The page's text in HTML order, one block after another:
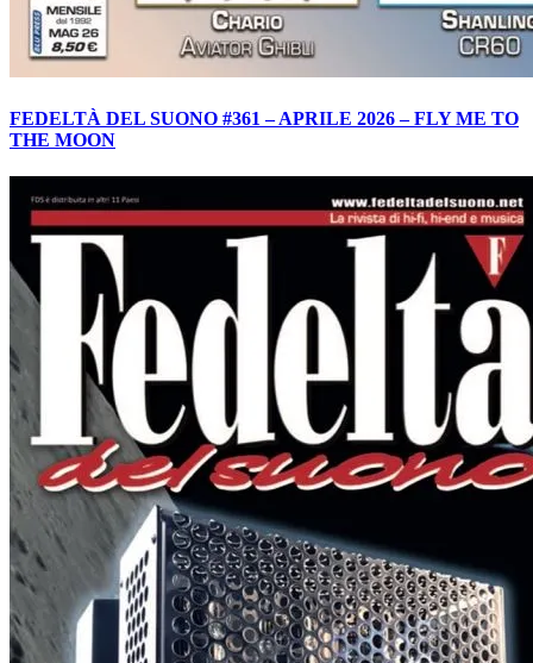
FEDELTÀ DEL SUONO #361 – APRILE 2026 – FLY ME TO
THE MOON